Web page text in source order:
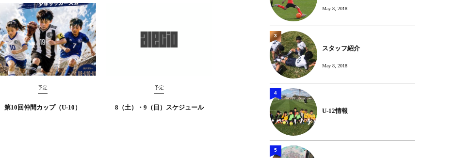
予定
第10回仲間カップ（U-10）
予定
8（土）・9（日）スケジュール
May 8, 2018
スタッフ紹介
May 8, 2018
3
U-12情報
4
5